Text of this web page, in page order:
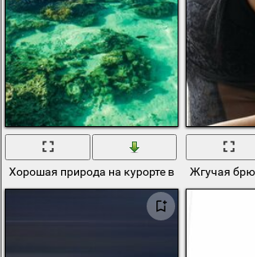
Хорошая природа на курорте в тропиках
Жгучая